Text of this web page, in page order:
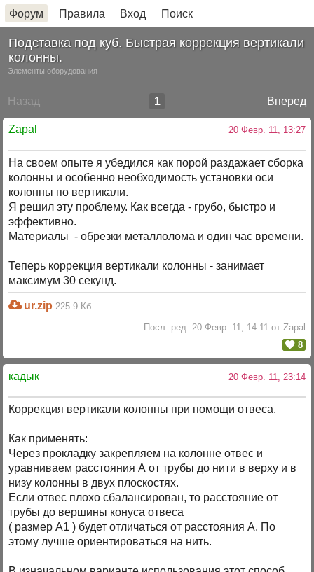
Форум Правила Вход Поиск
Подставка под куб. Быстрая коррекция вертикали
колонны.
Элементы оборудования
Назад Вперед
1
Zapal 20 Февр. 11, 13:27
На своем опыте я убедился как порой раздажает сборка
колонны и особенно необходимость установки оси
колонны по вертикали.
Я решил эту проблему. Как всегда - грубо, быстро и
эффективно.
Материалы - обрезки металлолома и один час времени.
Теперь коррекция вертикали колонны - занимает
максимум 30 секунд.
ur.zip 225.9 Кб
Посл. ред. 20 Февр. 11, 14:11 от Zapal
8
кадык 20 Февр. 11, 23:14
Коррекция вертикали колонны при помощи отвеса.
Как применять:
Через прокладку закрепляем на колонне отвес и
уравниваем расстояния А от трубы до нити в верху и в
низу колонны в двух плоскостях.
Если отвес плохо сбалансирован, то расстояние от
трубы до вершины конуса отвеса
( размер А1 ) будет отличаться от расстояния А. По
этому лучше ориентироваться на нить.